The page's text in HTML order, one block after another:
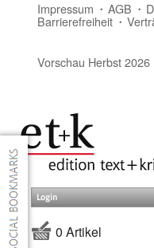
Impressum AGB
Barrierefreiheit
Vorschau Herbst 2026
Login
0 Artikel